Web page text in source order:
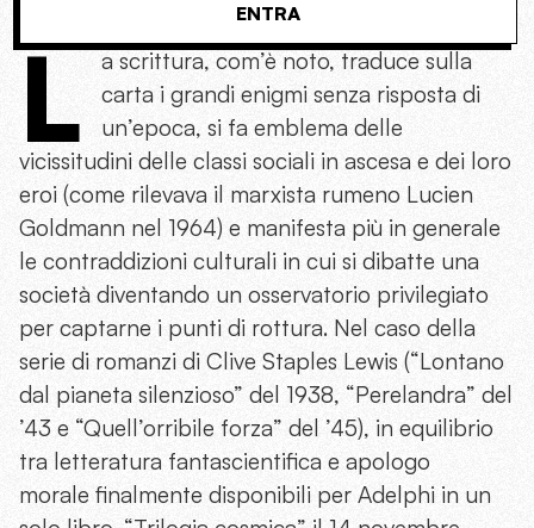
ENTRA
L
a scrittura, com’è noto, traduce sulla
carta i grandi enigmi senza risposta di
un’epoca, si fa emblema delle
vicissitudini delle classi sociali in ascesa e dei loro
eroi (come rilevava il marxista rumeno Lucien
Goldmann nel 1964) e manifesta più in generale
le contraddizioni culturali in cui si dibatte una
società diventando un osservatorio privilegiato
per captarne i punti di rottura. Nel caso della
serie di romanzi di Clive Staples Lewis (“Lontano
dal pianeta silenzioso” del 1938, “Perelandra” del
’43 e “Quell’orribile forza” del ’45), in equilibrio
tra letteratura fantascientifica e apologo
morale finalmente disponibili per Adelphi in un